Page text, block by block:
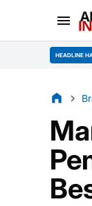
HEADLINE